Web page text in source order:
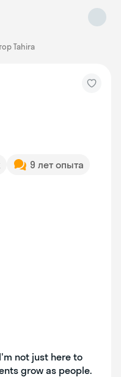
Tahira
9 лет опыта
not just here to
grow as people.